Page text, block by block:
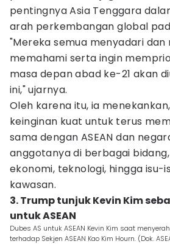
pentingnya Asia Tenggara
arah perkembangan global
"Mereka semua menyadari
memahami serta ingin
masa depan abad ke-21 akan
ini," ujarnya.
Oleh karena itu, ia
keinginan kuat untuk terus
sama dengan ASEAN dan
anggotanya di berbagai
ekonomi, teknologi, hingga isu-
kawasan.
3. Trump tunjuk Kevin Kim
untuk ASEAN
Dubes AS untuk ASEAN Kevin Kim saat
terhadap Sekjen ASEAN Kao Kim Hourn. (Dok.